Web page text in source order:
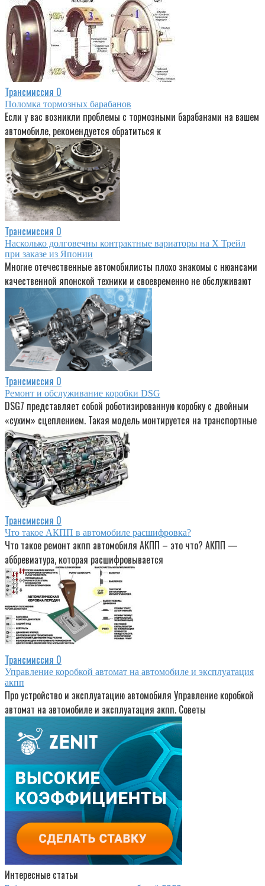
Трансмиссия 0
Поломка тормозных барабанов
Если у вас возникли проблемы с тормозными барабанами на вашем
автомобиле, рекомендуется обратиться к
Трансмиссия 0
Насколько долговечны контрактные вариаторы на Х Трейл
при заказе из Японии
Многие отечественные автомобилисты плохо знакомы с нюансами
качественной японской техники и своевременно не обслуживают
Трансмиссия 0
Ремонт и обслуживание коробки DSG
DSG7 представляет собой роботизированную коробку с двойным
«сухим» сцеплением. Такая модель монтируется на транспортные
Трансмиссия 0
Что такое АКПП в автомобиле расшифровка?
Что такое ремонт акпп автомобиля АКПП – это что? АКПП —
аббревиатура, которая расшифровывается
Трансмиссия 0
Управление коробкой автомат на автомобиле и эксплуатация
акпп
Про устройство и эксплуатацию автомобиля Управление коробкой
автомат на автомобиле и эксплуатация акпп. Советы
Интересные статьи